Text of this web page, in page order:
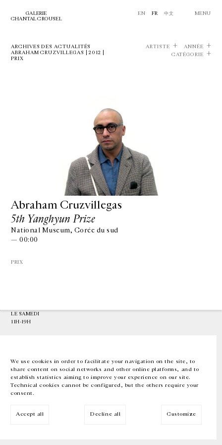
We use cookies in order to facilitate your navigation on the site, to
share content on social networks and other online platforms, and to
establish statistics aiming to improve your experience on our site.
Technical cookies cannot be configured, but the others require your
consent.
Accept all Decline all Customize
GALERIE
CHANTAL CROUSEL
EN FR 中文 MENU
ARCHIVES DES ACTUALITÉS
ABRAHAM CRUZVILLEGAS | 2012 |
PRIX
ARTISTE
ANNÉE
CATÉGORIE
Abraham Cruzvillegas
5th Yanghyun Prize
National Museum, Corée du sud
— 00:00
PRIX
T.+33 1 42 77 38 87
LE SAMEDI
11H-19H
EN FR 中文 Facebook Instagram
Inscrivez-vous à notre newsletter